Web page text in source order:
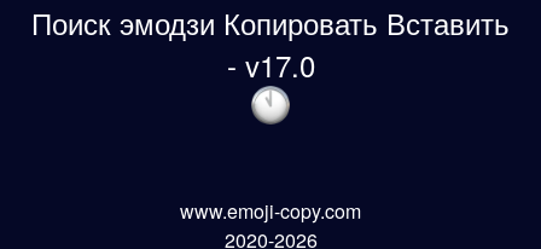
Поиск эмодзи Копировать Вставить
- v17.0
www.emoji-copy.com
2020-2026